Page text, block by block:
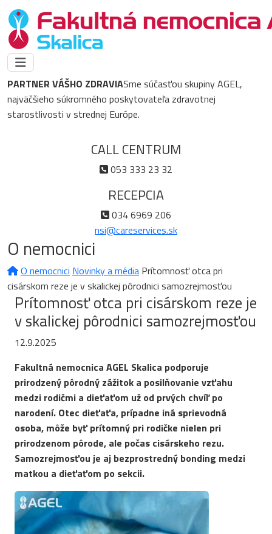
PARTNER VÁŠHO ZDRAVIASme súčasťou skupiny AGEL,
najväčšieho súkromného poskytovateľa zdravotnej
starostlivosti v strednej Európe.
CALL CENTRUM
053 333 23 32
RECEPCIA
034 6969 206
nsi@careservices.sk
O nemocnici
O nemocnici Novinky a média Prítomnosť otca pri
cisárskom reze je v skalickej pôrodnici samozrejmosťou
Prítomnosť otca pri cisárskom reze je
v skalickej pôrodnici samozrejmosťou
12.9.2025
Fakultná nemocnica AGEL Skalica podporuje
prirodzený pôrodný zážitok a posilňovanie vzťahu
medzi rodičmi a dieťaťom už od prvých chvíľ po
narodení. Otec dieťaťa, prípadne iná sprievodná
osoba, môže byť prítomný pri rodičke nielen pri
prirodzenom pôrode, ale počas cisárskeho rezu.
Samozrejmosťou je aj bezprostredný bonding medzi
matkou a dieťaťom po sekcii.